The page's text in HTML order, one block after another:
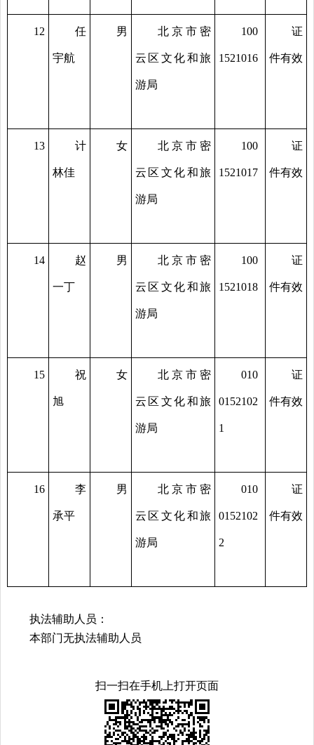
12 任
宇航
男 北京市密
云区文化和旅
游局
100
1521016
证
件有效
13 计
林佳
女 北京市密
云区文化和旅
游局
100
1521017
证
件有效
14 赵
一丁
男 北京市密
云区文化和旅
游局
100
1521018
证
件有效
15 祝
旭
女 北京市密
云区文化和旅
游局
010
0152102
1
证
件有效
16 李
承平
男 北京市密
云区文化和旅
游局
010
0152102
2
证
件有效
执法辅助人员：
本部门无执法辅助人员
扫一扫在手机上打开页面